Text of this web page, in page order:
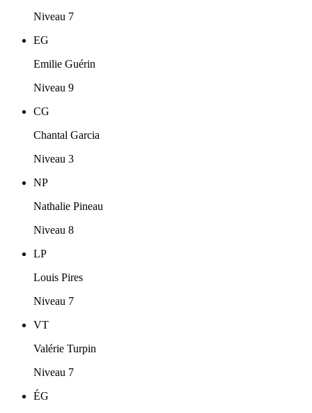
Niveau 7
EG
Emilie Guérin
Niveau 9
CG
Chantal Garcia
Niveau 3
NP
Nathalie Pineau
Niveau 8
LP
Louis Pires
Niveau 7
VT
Valérie Turpin
Niveau 7
ÉG